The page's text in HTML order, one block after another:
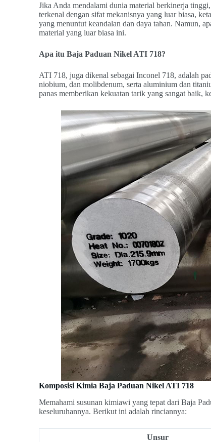
Jika Anda mendalami dunia material berkinerja
terkenal dengan sifat mekanisnya yang luar biasa,
yang menuntut keandalan dan daya tahan. Namun,
material yang luar biasa ini.
Apa itu Baja Paduan Nikel ATI 718?
ATI 718, juga dikenal sebagai Inconel 718, adalah
niobium, dan molibdenum, serta aluminium dan
panas memberikan kekuatan tarik yang sangat baik,
Komposisi Kimia Baja Paduan Nikel ATI 718
Memahami susunan kimiawi yang tepat dari Baja
keseluruhannya. Berikut ini adalah rinciannya:
Unsur